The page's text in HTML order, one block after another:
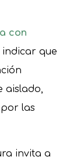
con
que
aislado,
las
invita a